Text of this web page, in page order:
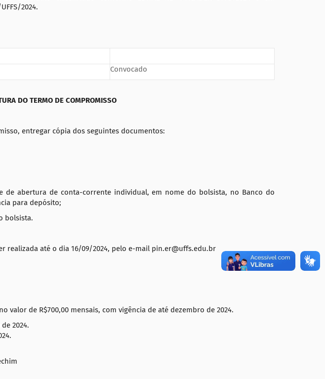
2024.
Convocado
DO TERMO DE COMPROMISSO
entregar cópia dos seguintes documentos:
de abertura de conta-corrente individual, em nome do bolsista, no Banco do
para depósito;
bolsista.
realizada até o dia 16/09/2024, pelo e-mail pin.er@uffs.edu.br
valor de R$700,00 mensais, com vigência de até dezembro de 2024.
2024.